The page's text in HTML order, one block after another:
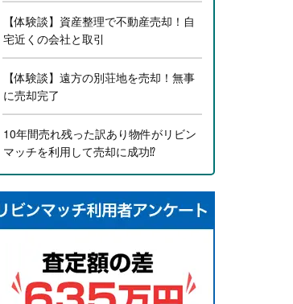
【体験談】資産整理で不動産売却！自
宅近くの会社と取引
【体験談】遠方の別荘地を売却！無事
に売却完了
10年間売れ残った訳あり物件がリビン
マッチを利用して売却に成功⁉